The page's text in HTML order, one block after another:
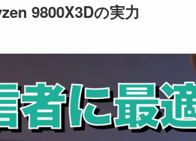
9800X3Dの実力